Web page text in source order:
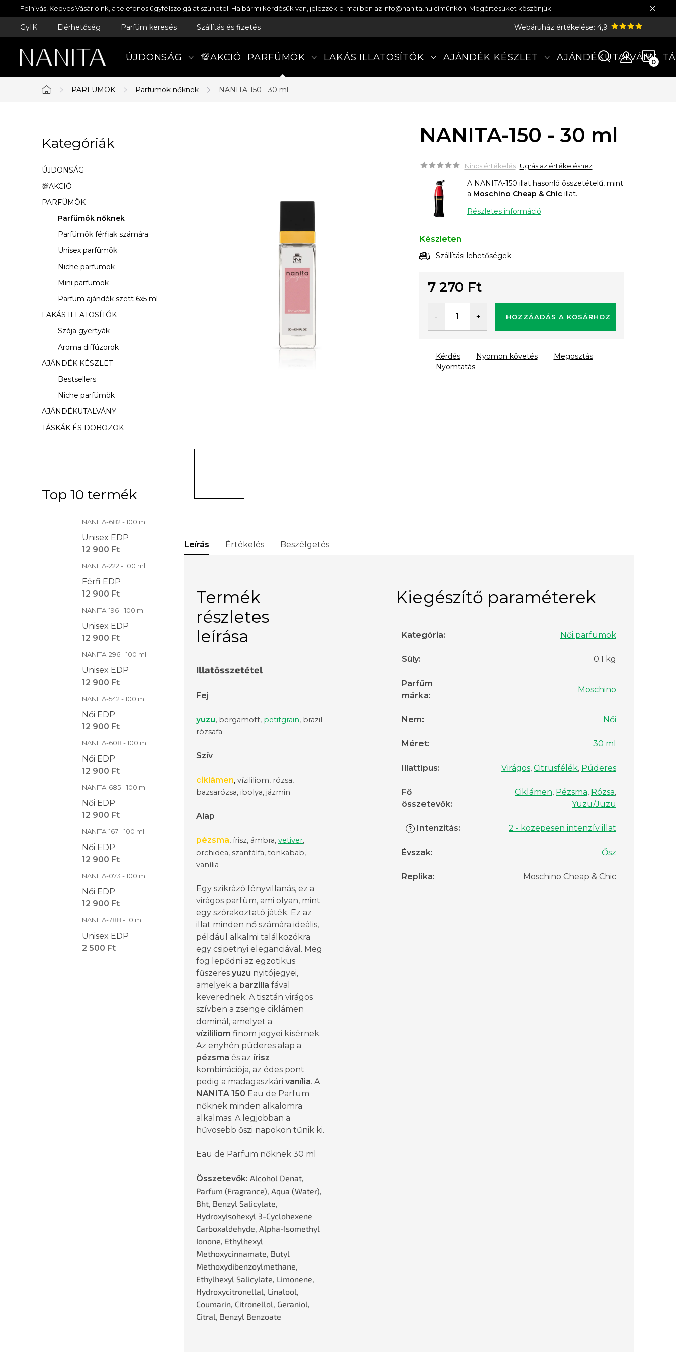
Ugrás
a
Felhívás! Kedves Vásárlóink, a telefonos ügyfélszolgálat szünetel. Ha bármi kérdésük van, jelezzék e-mailben az info@nanita.hu címünkön. Megértésüket köszönjük.
GyIK Elérhetőség Parfüm keresés Szállítás és fizetés Webáruház értékelése: 4,9
ÚJDONSÁG 💯AKCIÓ PARFÜMÖK LAKÁS ILLATOSÍTÓK AJÁNDÉK KÉSZLET AJÁNDÉKUTALVÁNY
Kezdőlap
PARFÜMÖK Parfümök nőknek NANITA-150 - 30 ml
l
d
a
l
n
Kategóriák
átugrása
Kategóriák
ÚJDONSÁG
💯AKCIÓ
PARFÜMÖK
Parfümök nőknek
Parfümök férfiak számára
Unisex parfümök
Niche parfümök
Mini parfümök
Parfüm ajándék szett 6x5 ml
LAKÁS ILLATOSÍTÓK
Szója gyertyák
Aroma diffúzorok
AJÁNDÉK KÉSZLET
Bestsellers
Niche parfümök
AJÁNDÉKUTALVÁNY
TÁSKÁK ÉS DOBOZOK
Top 10 termék
NANITA-682 - 100 ml
Unisex EDP
12 900 Ft
NANITA-222 - 100 ml
Férfi EDP
12 900 Ft
NANITA-196 - 100 ml
Unisex EDP
12 900 Ft
NANITA-296 - 100 ml
Unisex EDP
12 900 Ft
NANITA-542 - 100 ml
Női EDP
12 900 Ft
NANITA-608 - 100 ml
Női EDP
12 900 Ft
NANITA-685 - 100 ml
Női EDP
12 900 Ft
NANITA-167 - 100 ml
Női EDP
12 900 Ft
NANITA-073 - 100 ml
Női EDP
12 900 Ft
NANITA-788 - 10 ml
Unisex EDP
2 500 Ft
NANITA-150 - 30 ml
Nincs értékelés Ugrás az értékeléshez
A NANITA-150 illat hasonló összetételű, mint
a Moschino Cheap & Chic illat.
Részletes információ
Készleten
Szállítási lehetőségek
7 270 Ft
HOZZÁADÁS A KOSÁRHOZ
Nyomtatás
Kérdés Nyomon követés Megosztás
Leírás Értékelés Beszélgetés
Termék
részletes
leírása
Illatösszetétel
Fej
yuzu, bergamott, petitgrain, brazil
rózsafa
Szív
ciklámen, vízililiom, rózsa,
bazsarózsa, ibolya, jázmin
Alap
pézsma, írisz, ámbra, vetiver,
orchidea, szantálfa, tonkabab,
vanília
Egy szikrázó fényvillanás, ez a
virágos parfüm, ami olyan, mint
egy szórakoztató játék. Ez az
illat minden nő számára ideális,
például alkalmi találkozókra
egy csipetnyi eleganciával. Meg
fog lepődni az egzotikus
fűszeres yuzu nyitójegyei,
amelyek a barzilla fával
keverednek. A tisztán virágos
szívben a zsenge ciklámen
dominál, amelyet a
vízililiom finom jegyei kísérnek.
Az enyhén púderes alap a
pézsma és az írisz
kombinációja, az édes pont
pedig a madagaszkári vanília. A
NANITA 150 Eau de Parfum
nőknek minden alkalomra
alkalmas. A legjobban a
hűvösebb őszi napokon tűnik ki.
Eau de Parfum nőknek 30 ml
Összetevők: Alcohol Denat,
Parfum (Fragrance), Aqua (Water),
Bht, Benzyl Salicylate,
Hydroxyisohexyl 3-Cyclohexene
Carboxaldehyde, Alpha-Isomethyl
Ionone, Ethylhexyl
Methoxycinnamate, Butyl
Methoxydibenzoylmethane,
Ethylhexyl Salicylate, Limonene,
Hydroxycitronellal, Linalool,
Coumarin, Citronellol, Geraniol,
Citral, Benzyl Benzoate
Kiegészítő paraméterek
Kategória: Női parfümök
Súly: 0.1 kg
Parfüm
márka:
Moschino
Nem: Női
Méret: 30 ml
Illattípus: Virágos, Citrusfélék, Púderes
Fő
összetevők:
Ciklámen, Pézsma, Rózsa,
Yuzu/Juzu
? Intenzitás: 2 - közepesen intenzív illat
Évszak: Ősz
Replika: Moschino Cheap & Chic